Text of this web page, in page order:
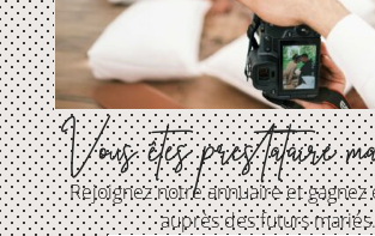
Vous êtes prestataire
Rejoignez notre annuaire et
auprès des futurs mariés.